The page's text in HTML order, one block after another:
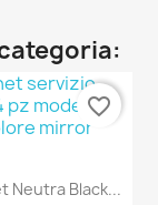
Neutra Black...
favorite_border